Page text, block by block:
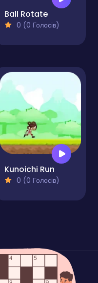
Ball Rotate
0 (0 Голосів)
Kunoichi Run
0 (0 Голосів)